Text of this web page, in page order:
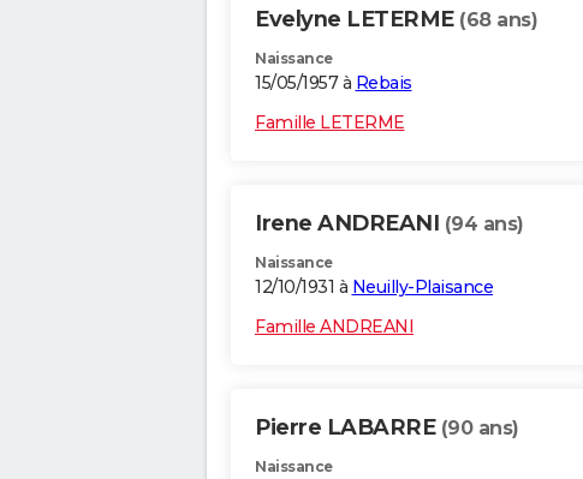
Evelyne LETERME (68 ans)
Naissance
15/05/1957 à Rebais
Famille LETERME
Irene ANDREANI (94 ans)
Naissance
12/10/1931 à Neuilly-Plaisance
Famille ANDREANI
Pierre LABARRE (90 ans)
Naissance